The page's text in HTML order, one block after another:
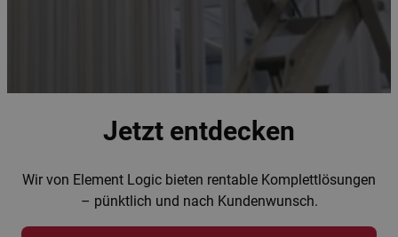
Jetzt entdecken
Wir von Element Logic bieten rentable Komplettlösungen
– pünktlich und nach Kundenwunsch.